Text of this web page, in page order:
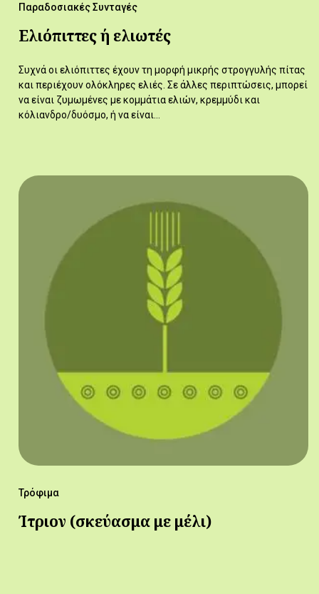
Παραδοσιακές Συνταγές
Ελιόπιττες ή ελιωτές
Συχνά οι ελιόπιττες έχουν τη μορφή μικρής στρογγυλής πίτας
και περιέχουν ολόκληρες ελιές. Σε άλλες περιπτώσεις, μπορεί
να είναι ζυμωμένες με κομμάτια ελιών, κρεμμύδι και
κόλιανδρο/δυόσμο, ή να είναι…
Τρόφιμα
Ίτριον (σκεύασμα με μέλι)